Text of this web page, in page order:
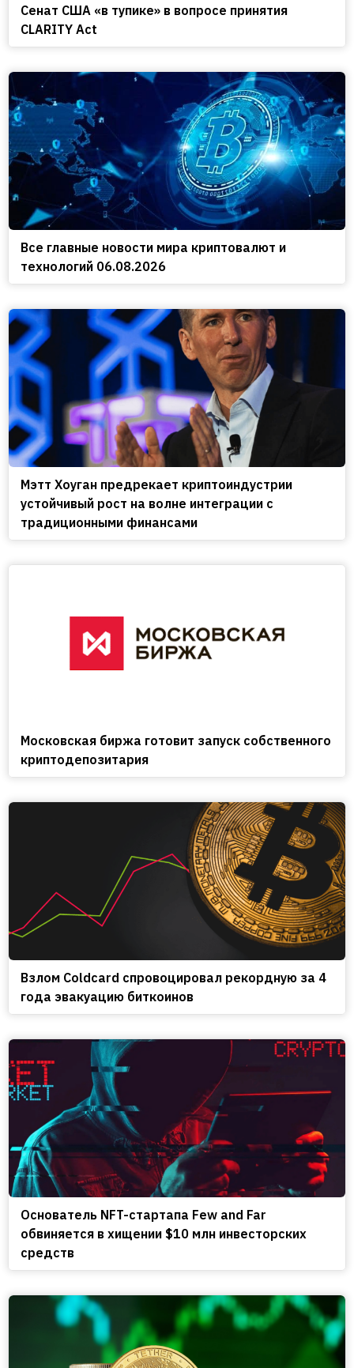
Сенат США «в тупике» в вопросе принятия
CLARITY Act
Все главные новости мира криптовалют и
технологий 06.08.2026
Мэтт Хоуган предрекает криптоиндустрии
устойчивый рост на волне интеграции с
традиционными финансами
Московская биржа готовит запуск собственного
криптодепозитария
Взлом Coldcard спровоцировал рекордную за 4
года эвакуацию биткоинов
Основатель NFT-стартапа Few and Far
обвиняется в хищении $10 млн инвесторских
средств